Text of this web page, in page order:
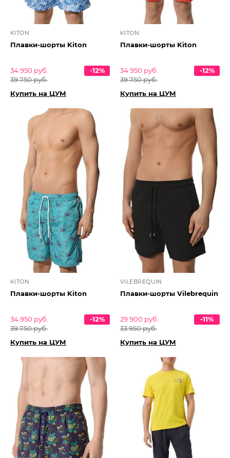
KITON
Плавки-шорты Kiton
34 950 руб.
39 750 руб.
-12%
Купить на ЦУМ
KITON
Плавки-шорты Kiton
34 950 руб.
39 750 руб.
-12%
Купить на ЦУМ
KITON
Плавки-шорты Kiton
34 950 руб.
39 750 руб.
-12%
Купить на ЦУМ
VILEBREQUIN
Плавки-шорты Vilebrequin
29 900 руб.
33 950 руб.
-11%
Купить на ЦУМ